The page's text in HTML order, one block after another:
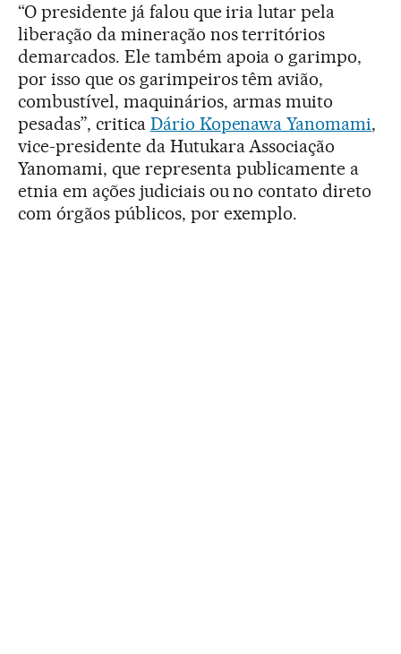
“O presidente já falou que iria lutar pela
liberação da mineração nos territórios
demarcados. Ele também apoia o garimpo,
por isso que os garimpeiros têm avião,
combustível, maquinários, armas muito
pesadas”, critica Dário Kopenawa Yanomami,
vice-presidente da Hutukara Associação
Yanomami, que representa publicamente a
etnia em ações judiciais ou no contato direto
com órgãos públicos, por exemplo.